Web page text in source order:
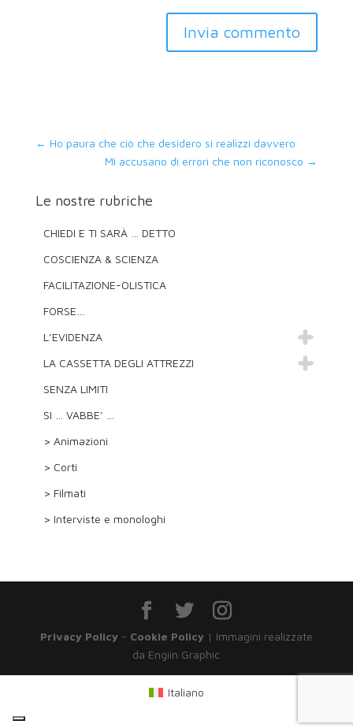
Invia commento
← Ho paura che ciò che desidero si realizzi davvero
Mi accusano di errori che non riconosco →
Le nostre rubriche
CHIEDI E TI SARÀ … DETTO
COSCIENZA & SCIENZA
FACILITAZIONE-OLISTICA
FORSE…
L’EVIDENZA
LA CASSETTA DEGLI ATTREZZI
SENZA LIMITI
SI … VABBE’ …
> Animazioni
> Corti
> Filmati
> Interviste e monologhi
Privacy Policy- Cookie Policy| Immagini realizzate
da Engiin Graphic
Italiano